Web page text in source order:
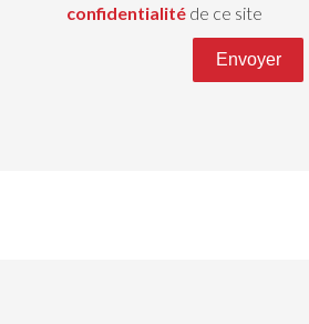
confidentialité de ce site
Envoyer